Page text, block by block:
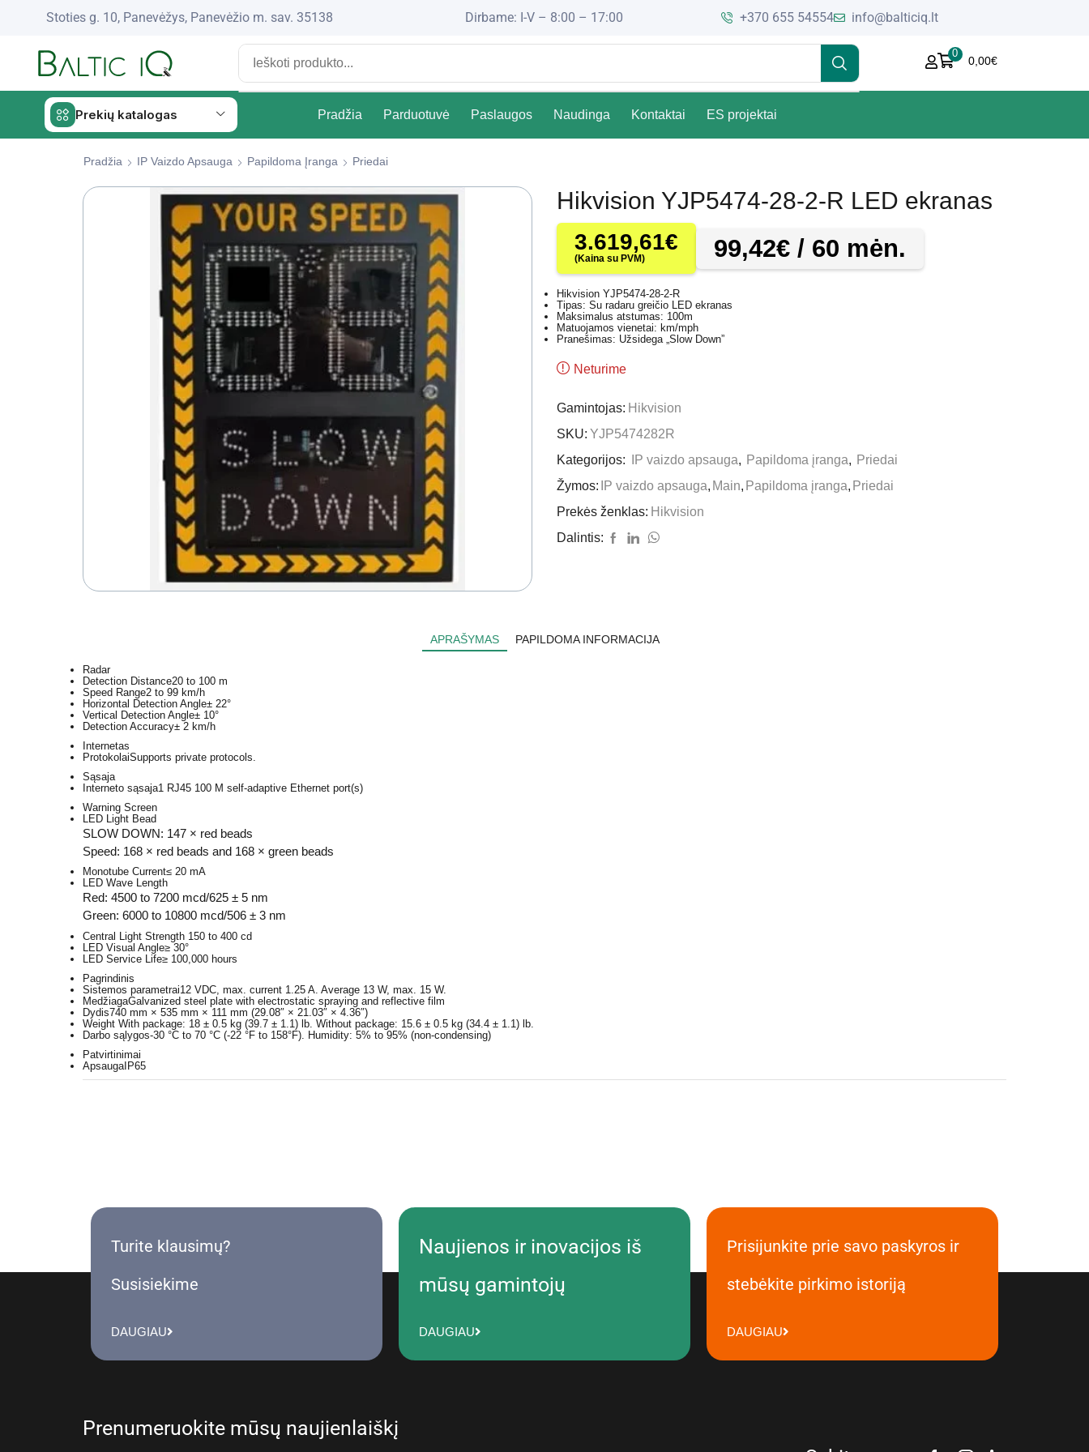
Stoties g. 10, Panevėžys, Panevėžio m. sav. 35138 Dirbame: I-V – 8:00 – 17:00 +370 655 54554 info@balticiq.lt
0
0,00€
Prekių katalogas Pradžia Parduotuvė Paslaugos Naudinga Kontaktai ES projektai
Pradžia IP Vaizdo Apsauga Papildoma Įranga Priedai
Hikvision YJP5474-28-2-R LED ekranas
3.619,61€
(Kaina su PVM) 99,42€ / 60 mėn.
Hikvision YJP5474-28-2-R
Tipas: Su radaru greičio LED ekranas
Maksimalus atstumas: 100m
Matuojamos vienetai: km/mph
Pranešimas: Užsidega „Slow Down”
Neturime
Gamintojas: Hikvision
SKU: YJP5474282R
Kategorijos:
IP vaizdo apsauga, Papildoma įranga, Priedai
Žymos: IP vaizdo apsauga, Main, Papildoma įranga, Priedai
Prekės ženklas: Hikvision
Dalintis:
APRAŠYMAS PAPILDOMA INFORMACIJA
Radar
Detection Distance20 to 100 m
Speed Range2 to 99 km/h
Horizontal Detection Angle± 22°
Vertical Detection Angle± 10°
Detection Accuracy± 2 km/h
Internetas
ProtokolaiSupports private protocols.
Sąsaja
Interneto sąsaja1 RJ45 100 M self-adaptive Ethernet port(s)
Warning Screen
LED Light Bead
SLOW DOWN: 147 × red beads
Speed: 168 × red beads and 168 × green beads
Monotube Current≤ 20 mA
LED Wave Length
Red: 4500 to 7200 mcd/625 ± 5 nm
Green: 6000 to 10800 mcd/506 ± 3 nm
Central Light Strength 150 to 400 cd
LED Visual Angle≥ 30°
LED Service Life≥ 100,000 hours
Pagrindinis
Sistemos parametrai12 VDC, max. current 1.25 A. Average 13 W, max. 15 W.
MedžiagaGalvanized steel plate with electrostatic spraying and reflective film
Dydis740 mm × 535 mm × 111 mm (29.08″ × 21.03″ × 4.36″)
Weight With package: 18 ± 0.5 kg (39.7 ± 1.1) lb. Without package: 15.6 ± 0.5 kg (34.4 ± 1.1) lb.
Darbo sąlygos-30 °C to 70 °C (-22 °F to 158°F). Humidity: 5% to 95% (non-condensing)
Patvirtinimai
Apsauga IP65
Turite klausimų?
Susisiekime
DAUGIAU
Naujienos ir inovacijos iš
mūsų gamintojų
DAUGIAU
Prisijunkite prie savo paskyros ir
stebėkite pirkimo istoriją
DAUGIAU
Prenumeruokite mūsų naujienlaiškį